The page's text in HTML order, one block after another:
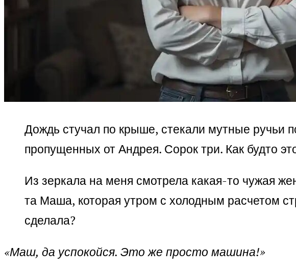
Дождь стучал по крыше, стекали мутные ручьи
пропущенных от Андрея. Сорок три. Как будто
Из зеркала на меня смотрела какая-то чужая
та Маша, которая утром с холодным расчетом
сделала?
«Маш, да успокойся. Это же просто машина!»